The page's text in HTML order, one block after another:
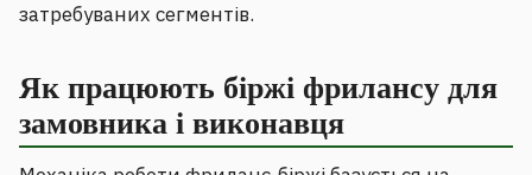
затребуваних сегментів.
Як працюють біржі фрилансу для
замовника і виконавця